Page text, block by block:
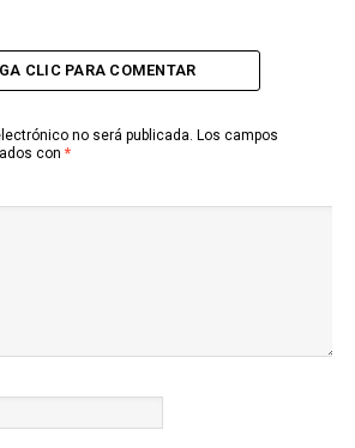
CLIC PARA COMENTAR
no será publicada. Los campos
con *